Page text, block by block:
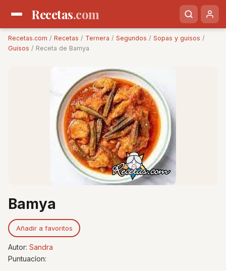
Recetas.com
Recetas.com / Recetas / Ternera / Segundos / Sopas y guisos /
Guisos / Receta de Bamya
Bamya
Añadir a favoritos
Autor: Sandra
Puntuacíon: